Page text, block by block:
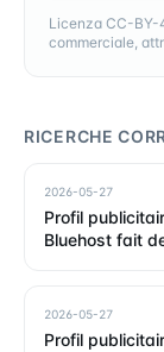
Licenza CC-
commerciale,
RICERCHE
2026-05-27
Profil
Bluehost fait
2026-05-27
Profil